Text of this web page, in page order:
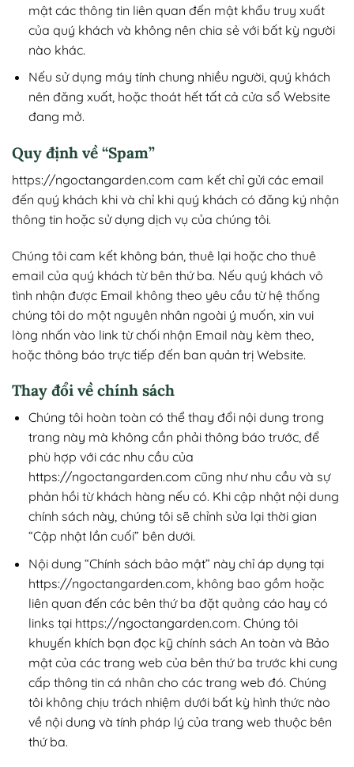
mật các thông tin liên quan đến mật khẩu truy xuất
của quý khách và không nên chia sẻ với bất kỳ người
nào khác.
Nếu sử dụng máy tính chung nhiều người, quý khách
nên đăng xuất, hoặc thoát hết tất cả cửa sổ Website
đang mở.
Quy định về “Spam”
https://ngoctangarden.com cam kết chỉ gửi các email
đến quý khách khi và chỉ khi quý khách có đăng ký nhận
thông tin hoặc sử dụng dịch vụ của chúng tôi.
Chúng tôi cam kết không bán, thuê lại hoặc cho thuê
email của quý khách từ bên thứ ba. Nếu quý khách vô
tình nhận được Email không theo yêu cầu từ hệ thống
chúng tôi do một nguyên nhân ngoài ý muốn, xin vui
lòng nhấn vào link từ chối nhận Email này kèm theo,
hoặc thông báo trực tiếp đến ban quản trị Website.
Thay đổi về chính sách
Chúng tôi hoàn toàn có thể thay đổi nội dung trong
trang này mà không cần phải thông báo trước, để
phù hợp với các nhu cầu của
https://ngoctangarden.com cũng như nhu cầu và sự
phản hồi từ khách hàng nếu có. Khi cập nhật nội dung
chính sách này, chúng tôi sẽ chỉnh sửa lại thời gian
“Cập nhật lần cuối” bên dưới.
Nội dung “Chính sách bảo mật” này chỉ áp dụng tại
https://ngoctangarden.com, không bao gồm hoặc
liên quan đến các bên thứ ba đặt quảng cáo hay có
links tại https://ngoctangarden.com. Chúng tôi
khuyến khích bạn đọc kỹ chính sách An toàn và Bảo
mật của các trang web của bên thứ ba trước khi cung
cấp thông tin cá nhân cho các trang web đó. Chúng
tôi không chịu trách nhiệm dưới bất kỳ hình thức nào
về nội dung và tính pháp lý của trang web thuộc bên
thứ ba.